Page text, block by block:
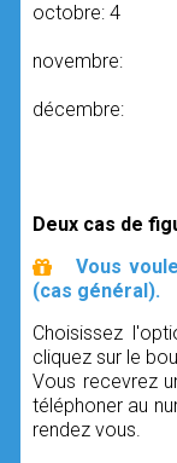
octobre: 4
novembre:
décembre:
Deux cas de
Vous
(cas général).
Choisissez
cliquez sur le
Vous recevrez
téléphoner au
rendez vous.